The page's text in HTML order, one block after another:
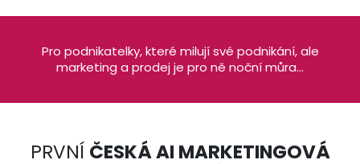
Pro podnikatelky, které milují své podnikání, ale
marketing a prodej je pro ně noční můra...
PRVNÍ ČESKÁ AI MARKETINGOVÁ